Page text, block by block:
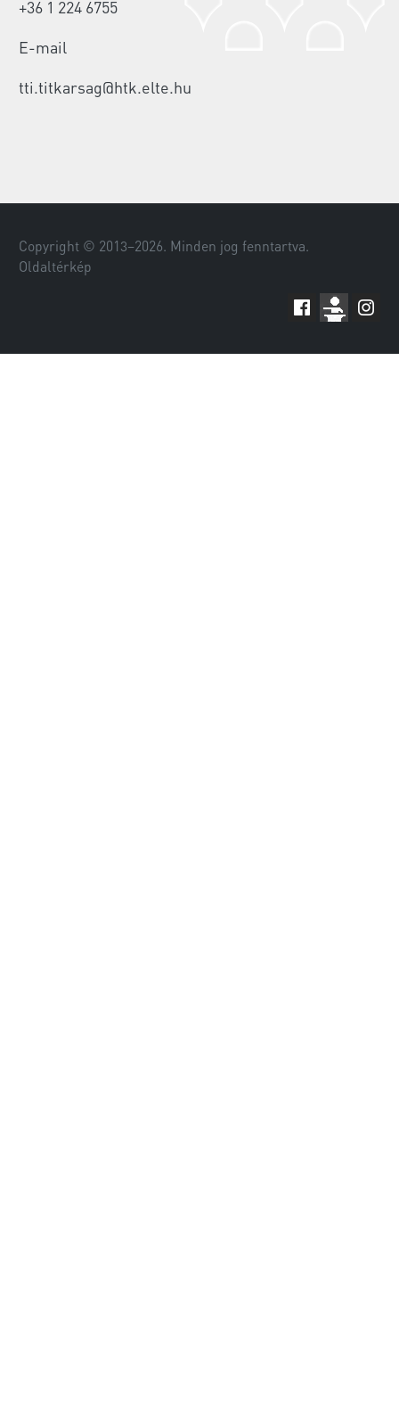
+36 1 224 6755
E-mail
tti.titkarsag@htk.elte.hu
Copyright © 2013–2026. Minden jog fenntartva.
Oldaltérkép